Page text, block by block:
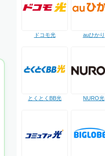
ドコモ光 auひかり
とくとくBB光 NURO光